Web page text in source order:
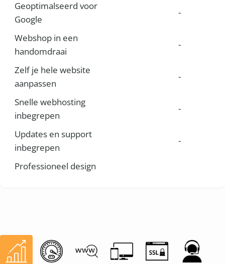
Geoptimalseerd voor
Google
-
Webshop in een
handomdraai
-
Zelf je hele website
aanpassen
-
Snelle webhosting
inbegrepen
-
Updates en support
inbegrepen
-
Professioneel design